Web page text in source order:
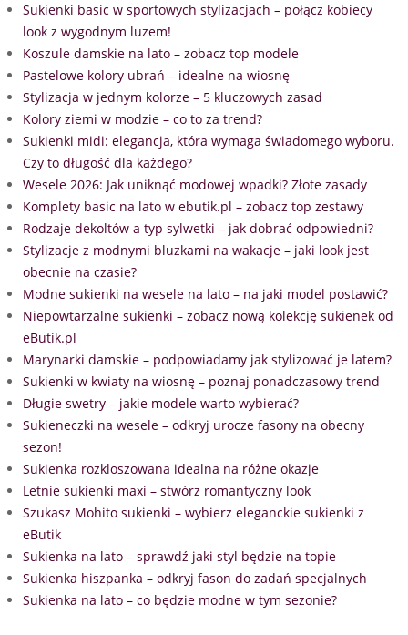
Sukienki basic w sportowych stylizacjach – połącz kobiecy
look z wygodnym luzem!
Koszule damskie na lato – zobacz top modele
Pastelowe kolory ubrań – idealne na wiosnę
Stylizacja w jednym kolorze – 5 kluczowych zasad
Kolory ziemi w modzie – co to za trend?
Sukienki midi: elegancja, która wymaga świadomego wyboru.
Czy to długość dla każdego?
Wesele 2026: Jak uniknąć modowej wpadki? Złote zasady
Komplety basic na lato w ebutik.pl – zobacz top zestawy
Rodzaje dekoltów a typ sylwetki – jak dobrać odpowiedni?
Stylizacje z modnymi bluzkami na wakacje – jaki look jest
obecnie na czasie?
Modne sukienki na wesele na lato – na jaki model postawić?
Niepowtarzalne sukienki – zobacz nową kolekcję sukienek od
eButik.pl
Marynarki damskie – podpowiadamy jak stylizować je latem?
Sukienki w kwiaty na wiosnę – poznaj ponadczasowy trend
Długie swetry – jakie modele warto wybierać?
Sukieneczki na wesele – odkryj urocze fasony na obecny
sezon!
Sukienka rozkloszowana idealna na różne okazje
Letnie sukienki maxi – stwórz romantyczny look
Szukasz Mohito sukienki – wybierz eleganckie sukienki z
eButik
Sukienka na lato – sprawdź jaki styl będzie na topie
Sukienka hiszpanka – odkryj fason do zadań specjalnych
Sukienka na lato – co będzie modne w tym sezonie?